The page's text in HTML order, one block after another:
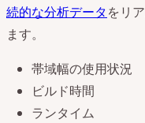
続的な分析データをリ
ます。
帯域幅の使用状況
ビルド時間
ランタイム